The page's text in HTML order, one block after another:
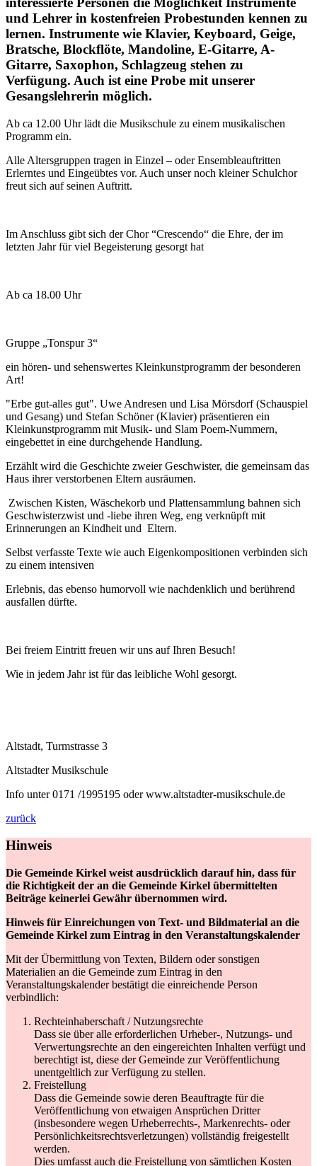
und Lehrer in kostenfreien Probestunden kennen zu
lernen. Instrumente wie Klavier, Keyboard, Geige,
Bratsche, Blockflöte, Mandoline, E-Gitarre, A-
Gitarre, Saxophon, Schlagzeug stehen zu
Verfügung. Auch ist eine Probe mit unserer
Gesangslehrerin möglich.
Ab ca 12.00 Uhr lädt die Musikschule zu einem musikalischen
Programm ein.
Alle Altersgruppen tragen in Einzel – oder Ensembleauftritten
Erlerntes und Eingeübtes vor. Auch unser noch kleiner Schulchor
freut sich auf seinen Auftritt.
Im Anschluss gibt sich der Chor “Crescendo“ die Ehre, der im
letzten Jahr für viel Begeisterung gesorgt hat
Ab ca 18.00 Uhr
Gruppe „Tonspur 3“
ein hören- und sehenswertes Kleinkunstprogramm der besonderen
Art!
"Erbe gut-alles gut". Uwe Andresen und Lisa Mörsdorf (Schauspiel
und Gesang) und Stefan Schöner (Klavier) präsentieren ein
Kleinkunstprogramm mit Musik- und Slam Poem-Nummern,
eingebettet in eine durchgehende Handlung.
Erzählt wird die Geschichte zweier Geschwister, die gemeinsam das
Haus ihrer verstorbenen Eltern ausräumen.
Zwischen Kisten, Wäschekorb und Plattensammlung bahnen sich
Geschwisterzwist und -liebe ihren Weg, eng verknüpft mit
Erinnerungen an Kindheit und Eltern.
Selbst verfasste Texte wie auch Eigenkompositionen verbinden sich
zu einem intensiven
Erlebnis, das ebenso humorvoll wie nachdenklich und berührend
ausfallen dürfte.
Bei freiem Eintritt freuen wir uns auf Ihren Besuch!
Wie in jedem Jahr ist für das leibliche Wohl gesorgt.
Altstadt, Turmstrasse 3
Altstadter Musikschule
Info unter 0171 /1995195 oder www.altstadter-musikschule.de
zurück
Hinweis
Die Gemeinde Kirkel weist ausdrücklich darauf hin, dass für
die Richtigkeit der an die Gemeinde Kirkel übermittelten
Beiträge keinerlei Gewähr übernommen wird.
Hinweis für Einreichungen von Text- und Bildmaterial an die
Gemeinde Kirkel zum Eintrag in den Veranstaltungskalender
Mit der Übermittlung von Texten, Bildern oder sonstigen
Materialien an die Gemeinde zum Eintrag in den
Veranstaltungskalender bestätigt die einreichende Person
verbindlich:
Rechteinhaberschaft / Nutzungsrechte
Dass sie über alle erforderlichen Urheber-, Nutzungs- und
Verwertungsrechte an den eingereichten Inhalten verfügt und
berechtigt ist, diese der Gemeinde zur Veröffentlichung
unentgeltlich zur Verfügung zu stellen.
Freistellung
Dass die Gemeinde sowie deren Beauftragte für die
Veröffentlichung von etwaigen Ansprüchen Dritter
(insbesondere wegen Urheberrechts-, Markenrechts- oder
Persönlichkeitsrechtsverletzungen) vollständig freigestellt
werden.
Dies umfasst auch die Freistellung von sämtlichen Kosten